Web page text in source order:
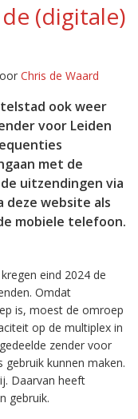
(digitale)
Chris de Waard
ook weer
voor Leiden
met de
uitzendingen via
website als
mobiele telefoon.
eind 2024 de
Omdat
is, moest de omroep
op de multiplex in
zender voor
kunnen maken.
Daarvan heeft
gebruik.